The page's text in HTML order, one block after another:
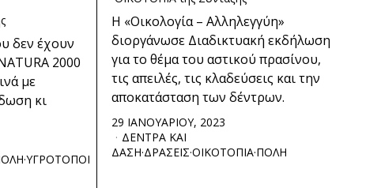
δεν έχουν
2000
με
κι
·ΥΓΡΟΤΟΠΟΙ
Η «Οικολογία – Αλληλεγγύη»
διοργάνωσε Διαδικτυακή εκδήλωση
για το θέμα του αστικού πρασίνου,
τις απειλές, τις κλαδεύσεις και την
αποκατάσταση των δέντρων.
29 ΙΑΝΟΥΑΡΙΟΥ, 2023
ΔΕΝΤΡΑ ΚΑΙ
ΔΑΣΗ·ΔΡΑΣΕΙΣ·ΟΙΚΟΤΟΠΙΑ·ΠΟΛΗ